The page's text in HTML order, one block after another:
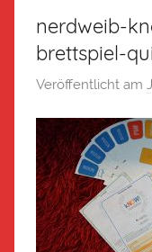
nerdweib-
brettspiel-
Veröffentlicht am